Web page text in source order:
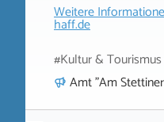
Weitere
haff.de
#Kultur &
Amt "Am